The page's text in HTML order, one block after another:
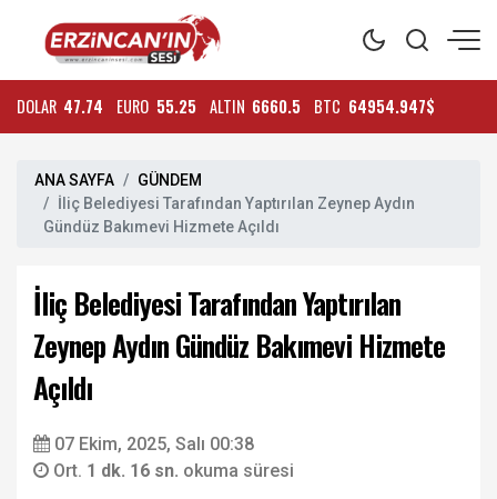
DOLAR 47.74 EURO 55.25 ALTIN 6660.5 BTC 64954.947$
ANA SAYFA
GÜNDEM
İliç Belediyesi Tarafından Yaptırılan Zeynep Aydın
Gündüz Bakımevi Hizmete Açıldı
İliç Belediyesi Tarafından Yaptırılan
Zeynep Aydın Gündüz Bakımevi Hizmete
Açıldı
07 Ekim, 2025, Salı 00:38
Ort. 1 dk. 16 sn. okuma süresi